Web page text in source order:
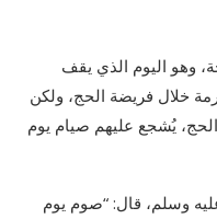
وهو اليوم الذي يقف
خلال فريضة الحج، ولكن
يُشجع عليهم صيام يوم
وسلم، قال: “صوم يوم